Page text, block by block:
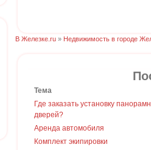
В Железке.ru » Недвижимость в городе
Тема
Где заказать установку
дверей?
Аренда автомобиля
Комплект экипировки